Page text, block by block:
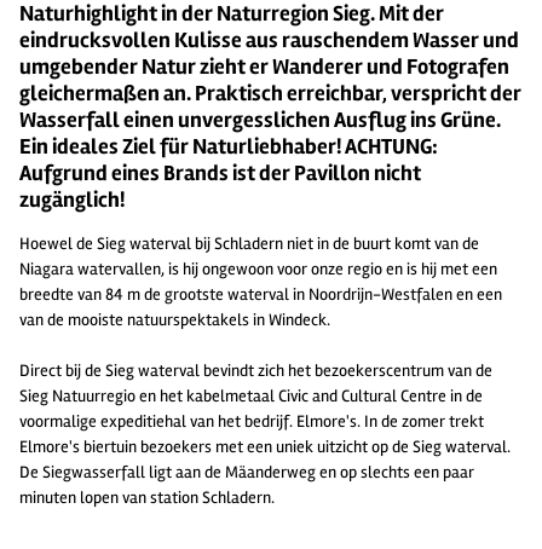
Naturhighlight in der Naturregion Sieg. Mit der
eindrucksvollen Kulisse aus rauschendem Wasser und
umgebender Natur zieht er Wanderer und Fotografen
gleichermaßen an. Praktisch erreichbar, verspricht der
Wasserfall einen unvergesslichen Ausflug ins Grüne.
Ein ideales Ziel für Naturliebhaber! ACHTUNG:
Aufgrund eines Brands ist der Pavillon nicht
zugänglich!
Hoewel de Sieg waterval bij Schladern niet in de buurt komt van de
Niagara watervallen, is hij ongewoon voor onze regio en is hij met een
breedte van 84 m de grootste waterval in Noordrijn-Westfalen en een
van de mooiste natuurspektakels in Windeck.
Direct bij de Sieg waterval bevindt zich het bezoekerscentrum van de
Sieg Natuurregio en het kabelmetaal Civic and Cultural Centre in de
voormalige expeditiehal van het bedrijf. Elmore's. In de zomer trekt
Elmore's biertuin bezoekers met een uniek uitzicht op de Sieg waterval.
De Siegwasserfall ligt aan de Mäanderweg en op slechts een paar
minuten lopen van station Schladern.